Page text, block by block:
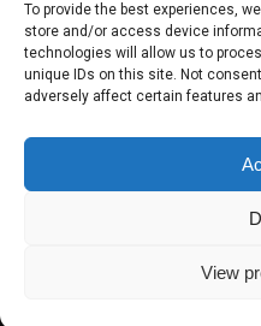
To provide the best experiences,
store and/or access device
technologies will allow us to
unique IDs on this site. Not
adversely affect certain features
View
Politique de Confidentialité